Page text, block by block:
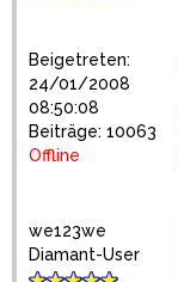
Beigetreten:
24/01/2008
08:50:08
Beiträge: 10063
Offline
we123we
Diamant-User